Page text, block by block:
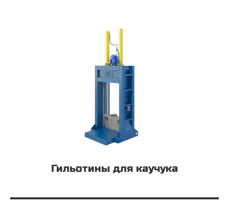
Гильотины для каучука